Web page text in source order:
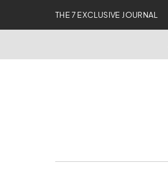
THE 7 EXCLUSIVE JOURNAL